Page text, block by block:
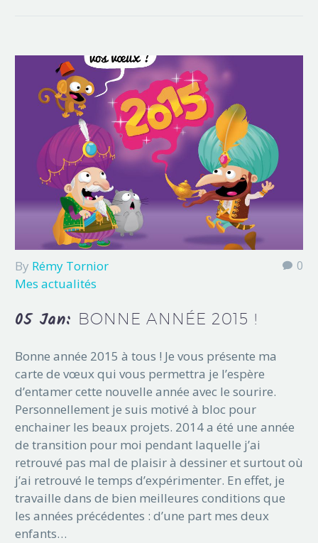
0
By Rémy Tornior
Mes actualités
05 Jan: BONNE ANNÉE 2015 !
Bonne année 2015 à tous ! Je vous présente ma
carte de vœux qui vous permettra je l’espère
d’entamer cette nouvelle année avec le sourire.
Personnellement je suis motivé à bloc pour
enchainer les beaux projets. 2014 a été une année
de transition pour moi pendant laquelle j’ai
retrouvé pas mal de plaisir à dessiner et surtout où
j’ai retrouvé le temps d’expérimenter. En effet, je
travaille dans de bien meilleures conditions que
les années précédentes : d’une part mes deux
enfants…